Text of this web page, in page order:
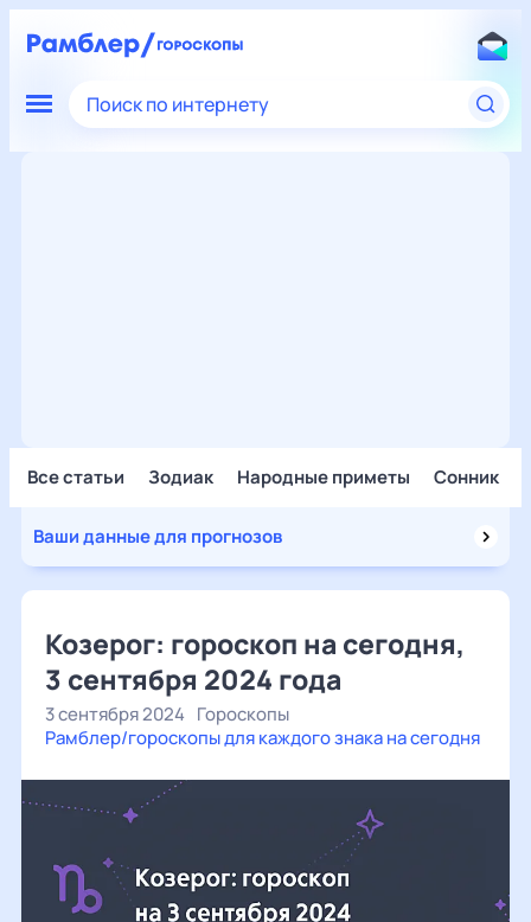
Поиск по интернету
Все статьи Зодиак Народные приметы Сонник
Ваши данные для прогнозов
Козерог: гороскоп на сегодня,
3 сентября 2024 года
3 сентября 2024 Гороскопы
Рамблер/гороскопы для каждого знака на сегодня